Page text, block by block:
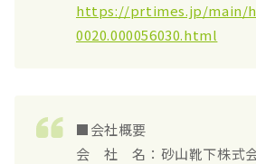
https://prtimes.jp/main/
0020.000056030.html
■会社概要
会 社 名：砂山靴下株式